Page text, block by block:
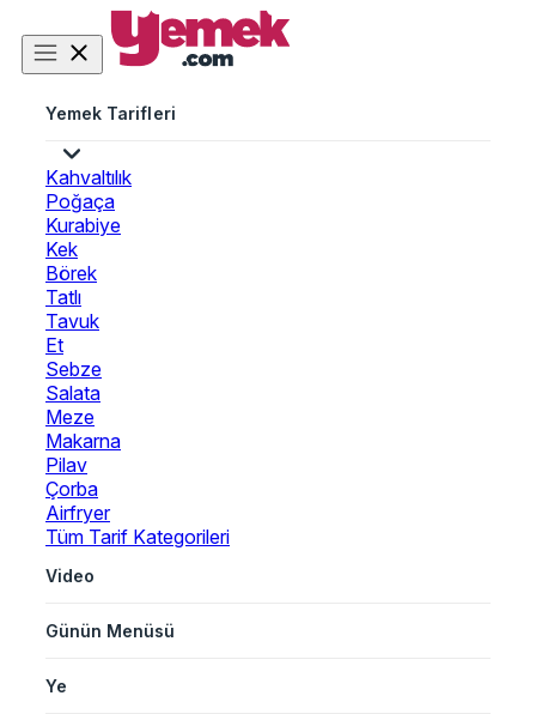
Yemek Tarifleri
Kahvaltılık
Poğaça
Kurabiye
Kek
Börek
Tatlı
Tavuk
Et
Sebze
Salata
Meze
Makarna
Pilav
Çorba
Airfryer
Tüm Tarif Kategorileri
Video
Günün Menüsü
Ye